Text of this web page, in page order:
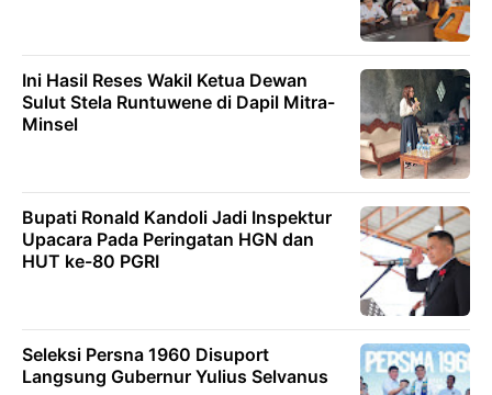
Ini Hasil Reses Wakil Ketua Dewan
Sulut Stela Runtuwene di Dapil Mitra-
Minsel
Bupati Ronald Kandoli Jadi Inspektur
Upacara Pada Peringatan HGN dan
HUT ke-80 PGRI
Seleksi Persna 1960 Disuport
Langsung Gubernur Yulius Selvanus